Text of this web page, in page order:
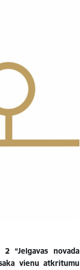
“Jelgavas novada
vienu atkritumu